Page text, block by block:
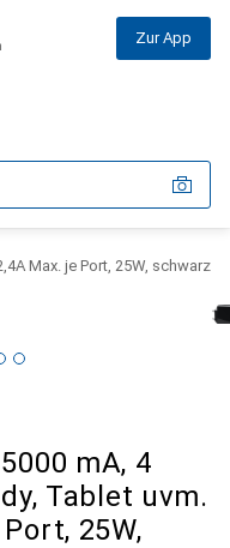
Zur App
Max. je Port, 25W, schwarz
mA, 4
Tablet uvm.
25W,